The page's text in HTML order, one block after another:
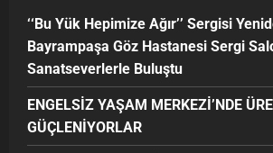
‘‘Bu Yük Hepimize Ağır’’ Sergisi
Bayrampaşa Göz Hastanesi Sergi
Sanatseverlerle Buluştu
ENGELSİZ YAŞAM MERKEZİ’NDE
GÜÇLENİYORLAR